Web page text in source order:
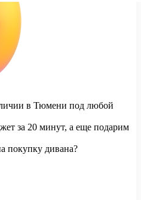
в Тюмени под любой
за 20 минут, а еще подарим
покупку дивана?